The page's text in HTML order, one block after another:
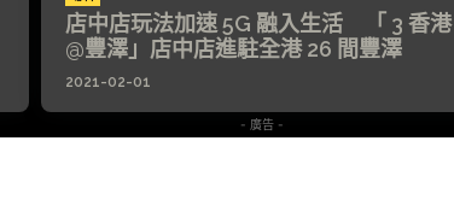
店中店玩法加速 5G 融入生活 「 3 香港
@豐澤」店中店進駐全港 26 間豐澤
2021-02-01
- 廣告 -